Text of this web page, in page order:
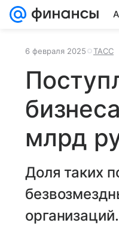
6 февраля 2025 ТАСС
млрд
Доля таких
организаций.